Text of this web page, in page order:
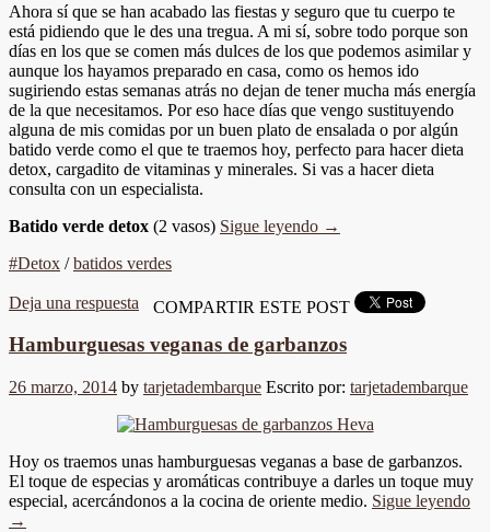
Ahora sí que se han acabado las fiestas y seguro que tu cuerpo te
está pidiendo que le des una tregua. A mi sí, sobre todo porque son
días en los que se comen más dulces de los que podemos asimilar y
aunque los hayamos preparado en casa, como os hemos ido
sugiriendo estas semanas atrás no dejan de tener mucha más energía
de la que necesitamos. Por eso hace días que vengo sustituyendo
alguna de mis comidas por un buen plato de ensalada o por algún
batido verde como el que te traemos hoy, perfecto para hacer dieta
detox, cargadito de vitaminas y minerales. Si vas a hacer dieta
consulta con un especialista.
Batido verde detox (2 vasos) Sigue leyendo →
#Detox /batidos verdes
Deja una respuesta COMPARTIR ESTE POST
Hamburguesas veganas de garbanzos
26 marzo, 2014 by tarjetadembarque Escrito por: tarjetadembarque
Hoy os traemos unas hamburguesas veganas a base de garbanzos.
El toque de especias y aromáticas contribuye a darles un toque muy
especial, acercándonos a la cocina de oriente medio. Sigue leyendo
→